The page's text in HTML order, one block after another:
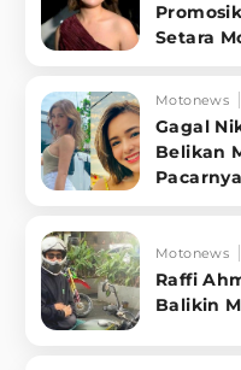
Setara
Motonews
Gagal
Belikan
Pacarnya
Motonews
Raffi
Balikin